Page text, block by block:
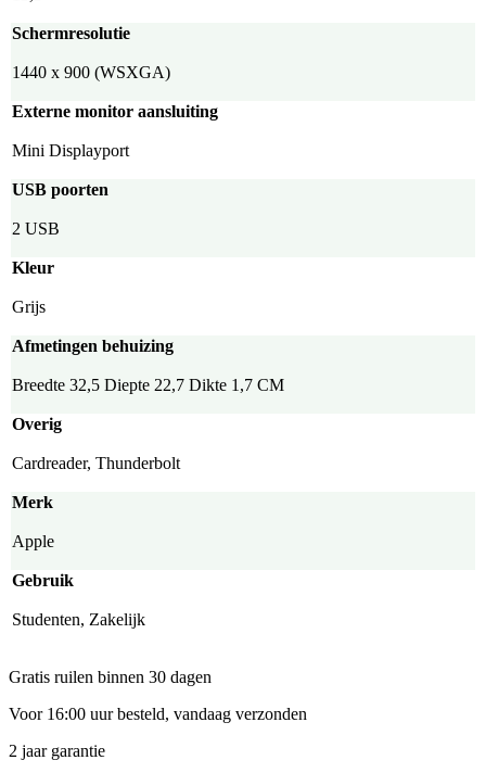
Schermresolutie
1440 x 900 (WSXGA)
Externe monitor aansluiting
Mini Displayport
USB poorten
2 USB
Kleur
Grijs
Afmetingen behuizing
Breedte 32,5 Diepte 22,7 Dikte 1,7 CM
Overig
Cardreader, Thunderbolt
Merk
Apple
Gebruik
Studenten, Zakelijk
Gratis ruilen binnen 30 dagen
Voor 16:00 uur besteld, vandaag verzonden
2 jaar garantie